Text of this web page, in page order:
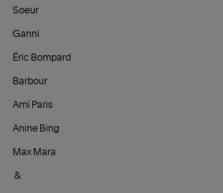
Soeur
Ganni
Éric Bompard
Barbour
Ami Paris
Anine Bing
Max Mara
&